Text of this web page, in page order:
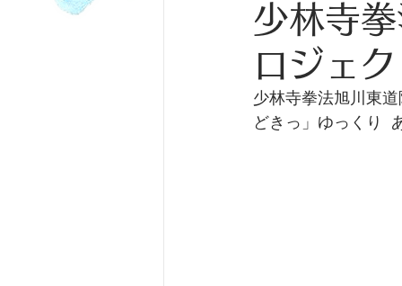
少林寺
ロジェ
少林寺拳法旭川東
どきっ」ゆっくり